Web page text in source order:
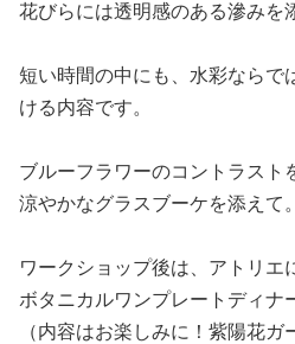
花びらには透明感のある滲みを
短い時間の中にも、水彩ならで
ける内容です。
ブルーフラワーのコントラスト
涼やかなグラスブーケを添えて。
ワークショップ後は、アトリエ
ボタニカルワンプレートディナ
（内容はお楽しみに！紫陽花